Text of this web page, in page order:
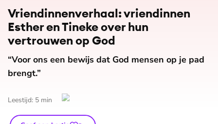
Vrien­din­nen­ver­haal: vriendinnen
Esther en Tineke over hun
vertrouwen op God
“Voor ons een bewijs dat God mensen op je pad
brengt.”
Leestijd: 5 min